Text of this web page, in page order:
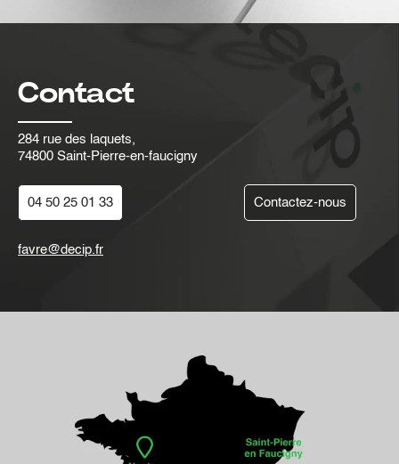
Contact
284 rue des laquets,
74800 Saint-Pierre-en-faucigny
04 50 25 01 33 Contactez-nous
favre@decip.fr